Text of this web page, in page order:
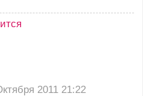
2011 21:22